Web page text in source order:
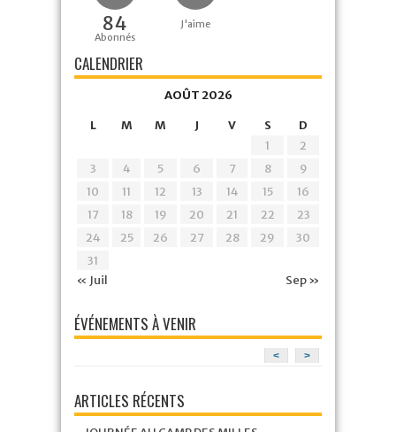
84
Abonnés
J'aime
CALENDRIER
AOÛT 2026
L
M M J V S
D
1
2
3
4 5 6 7 8
9
10
11 12 13 14 15
16
17
18 19 20 21 22
23
24
25 26 27 28 29
30
31
« Juil
Sep »
ÉVÉNEMENTS À VENIR
< >
ARTICLES RÉCENTS